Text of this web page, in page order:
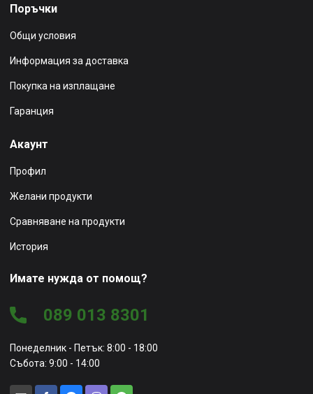
Поръчки
Общи условия
Информация за доставка
Покупка на изплащане
Гаранция
Акаунт
Профил
Желани продукти
Сравняване на продукти
История
Имате нужда от помощ?
089 013 8301
Понеделник - Петък: 8:00 - 18:00
Събота: 9:00 - 14:00